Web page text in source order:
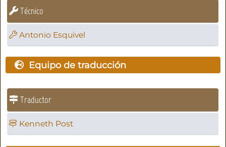
Técnico
Antonio Esquivel
Equipo de traducción
Traductor
Kenneth Post